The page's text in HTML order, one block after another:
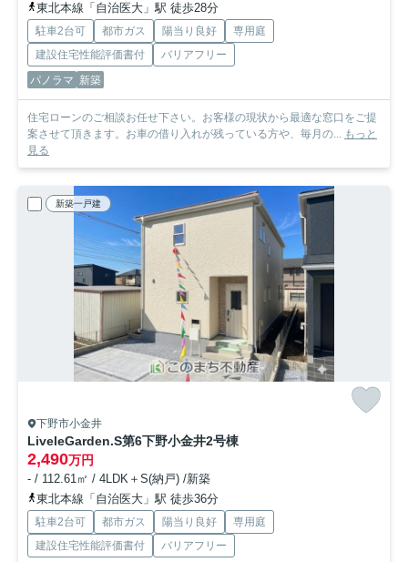
東北本線「自治医大」駅 徒歩28分
駐車2台可 都市ガス 陽当り良好
専用庭
建設住宅性能評価書付
バリアフリー
パノラマ 新築
住宅ローンのご相談お任せ下さい。お客様の現状から最適な窓口をご提
案させて頂きます。お車の借り入れが残っている方や、毎月の... もっと
見る
新築一戸建
下野市小金井
LiveleGarden.S第6下野小金井2号棟
2,490万円
- / 112.61㎡ / 4LDK＋S(納戸) /新築
東北本線「自治医大」駅 徒歩36分
駐車2台可 都市ガス 陽当り良好
専用庭
建設住宅性能評価書付
バリアフリー